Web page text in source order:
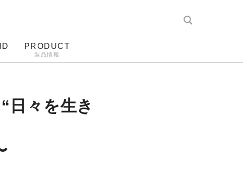
PRODUCT
製品情報
日々を生き